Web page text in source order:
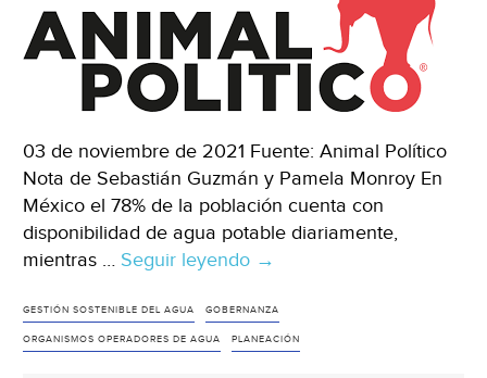
Huasteca
Universal)
03 de noviembre de 2021 Fuente: Animal Político
Nota de Sebastián Guzmán y Pamela Monroy En
México el 78% de la población cuenta con
disponibilidad de agua potable diariamente,
mientras … Seguir leyendo México-
y
planeación:
→
GESTIÓN SOSTENIBLE DEL AGUA GOBERNANZA
ORGANISMOS OPERADORES DE AGUA PLANEACIÓN